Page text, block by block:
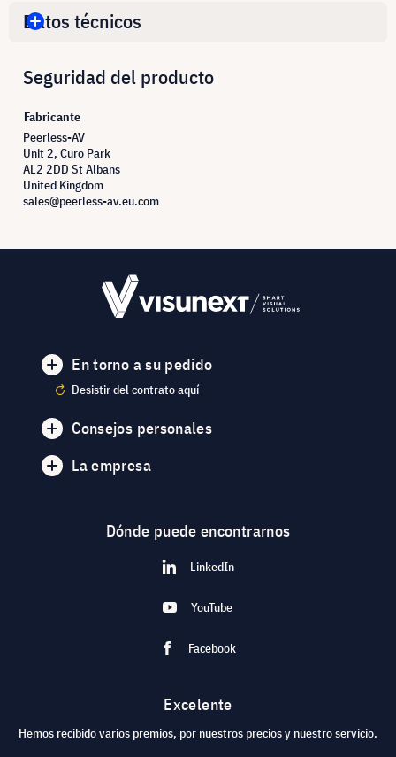
Datos técnicos
Seguridad del producto
Fabricante
Peerless-AV
Unit 2, Curo Park
AL2 2DD St Albans
United Kingdom
sales@peerless-av.eu.com
En torno a su pedido
Desistir del contrato aquí
Consejos personales
La empresa
Dónde puede encontrarnos
LinkedIn
YouTube
Facebook
Excelente
Hemos recibido varios premios, por nuestros precios y nuestro servicio.